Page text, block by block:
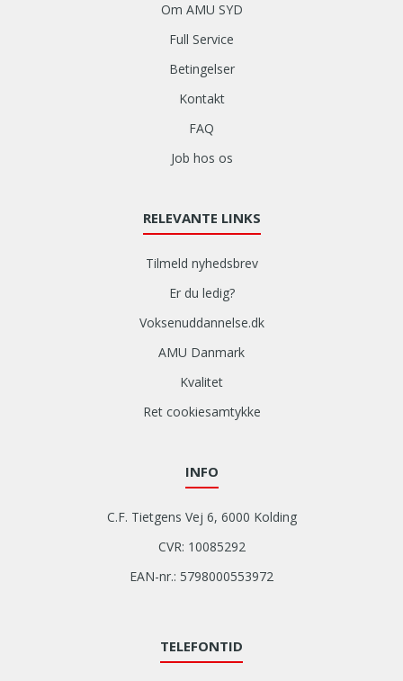
Om AMU SYD
Full Service
Betingelser
Kontakt
FAQ
Job hos os
RELEVANTE LINKS
Tilmeld nyhedsbrev
Er du ledig?
Voksenuddannelse.dk
AMU Danmark
Kvalitet
Ret cookiesamtykke
INFO
C.F. Tietgens Vej 6, 6000 Kolding
CVR: 10085292
EAN-nr.: 5798000553972
TELEFONTID